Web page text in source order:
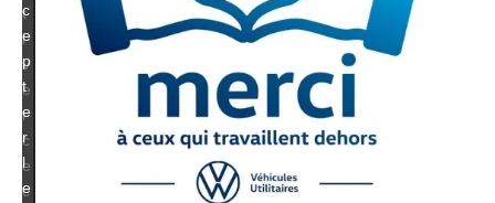
t
i
v
e
r
c
e
c
c
e
p
t
e
r
l
e